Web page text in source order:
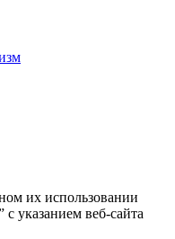
их использовании
указанием веб-сайта